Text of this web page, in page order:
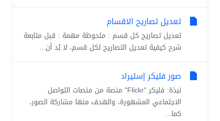
تعديل تصاريح الاقسام
تعديل تصاريح كل قسم : ملحوظة مهمة : قبل متابعة
شرح كيفية تعديل التصاريح لكل قسم، لا بُد أن...
صور فليكر إستيراد
نبذة: فليكر "Flickr" منصة من منصات التواصل
الاجتماعي المشهورة، والهدف منها مشاركة الصور،
كما...